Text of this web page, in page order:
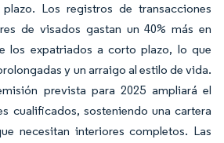
Los registros de transacciones
de visados gastan un 40% más en
los expatriados a corto plazo, lo que
y un arraigo al estilo de vida.
prevista para 2025 ampliará el
cualificados, sosteniendo una cartera
necesitan interiores completos. Las